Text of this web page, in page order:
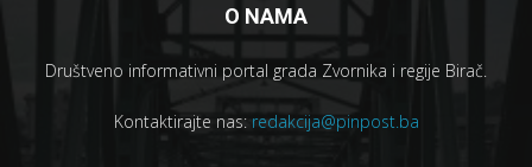
O NAMA
Društveno informativni portal grada Zvornika i regije Birač.
Kontaktirajte nas: redakcija@pinpost.ba